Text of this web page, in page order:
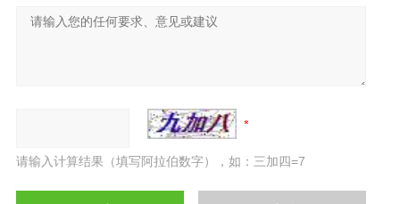
请输入计算结果（填写阿拉伯数字），如：三加四=7